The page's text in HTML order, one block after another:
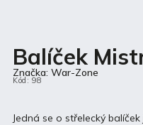
Balíček
Kód: 98
Jedná se o střelecký
Značka:War-Zone